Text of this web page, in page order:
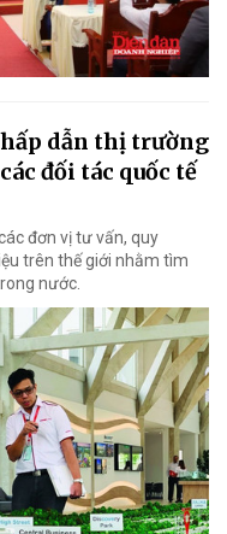
dẫn thị trường
đối tác quốc tế
đơn vị tư vấn, quy
trên thế giới nhằm tìm
nước.